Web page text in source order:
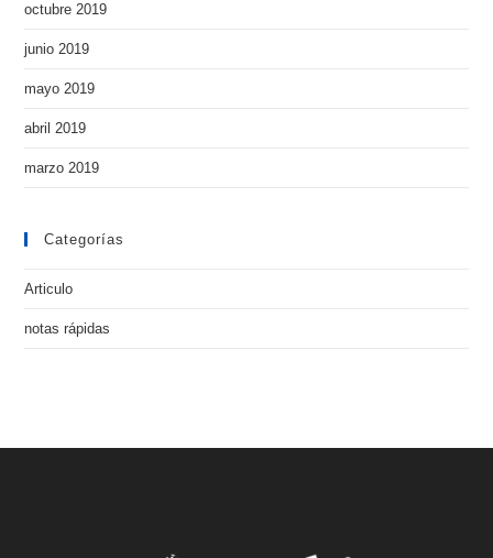
octubre 2019
junio 2019
mayo 2019
abril 2019
marzo 2019
Categorías
Articulo
notas rápidas